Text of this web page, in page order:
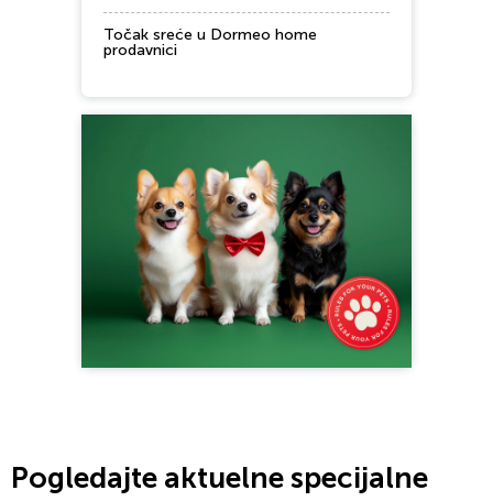
Točak sreće u Dormeo home
prodavnici
Pogledajte aktuelne specijalne